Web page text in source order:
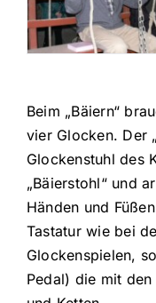
Beim „Bäiern“
vier Glocken. Der
Glockenstuhl des
„Bäierstohl“ und
Händen und
Tastatur wie bei
Glockenspielen,
Pedal) die mit